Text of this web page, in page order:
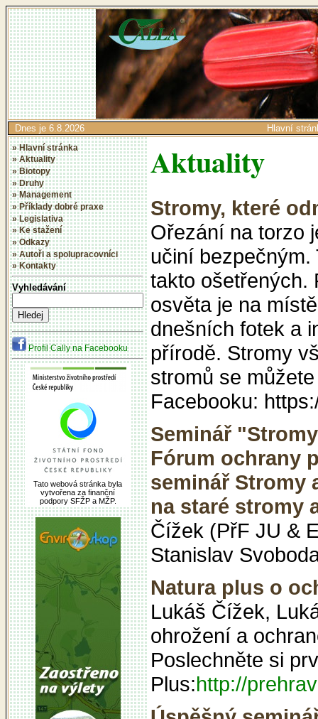
Dnes je 6.8.2026 Hlavní
» Hlavní stránka
» Aktuality
» Biotopy
» Druhy
» Management
» Příklady dobré praxe
» Legislativa
» Ke stažení
» Odkazy
» Autoři a spolupracovníci
» Kontakty
Vyhledávání
Profil Cally na Facebooku
Tato webová stránka byla
vytvořena za finanční
podpory SFŽP a MŽP.
Aktuality
Stromy, které
Ořezání na torzo
učiní
takto ošetřených.
osvěta je na
dnešních fotek a
přírodě. Stromy
stromů se
Facebooku:
Seminář
Fórum ochrany
seminář Stromy
na staré stromy
Čížek (PřF JU &
Stanislav
Natura plus o
Lukáš Čížek,
ohrožení a
Poslechněte si
Plus:http://